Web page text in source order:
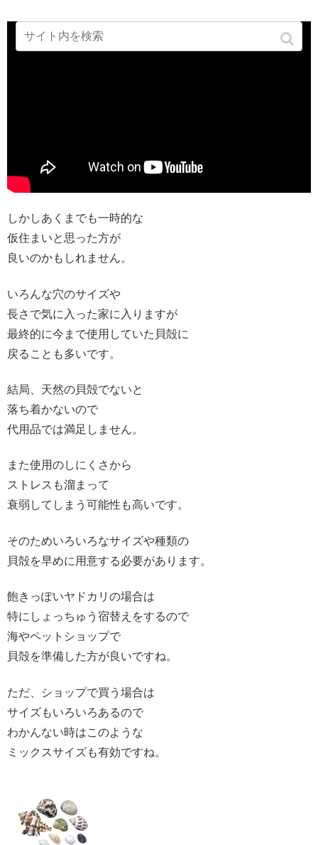
しかしあくまでも一時的な
仮住まいと思った方が
良いのかもしれません。
いろんな穴のサイズや
長さで気に入った家に入りますが
最終的に今まで使用していた貝殻に
戻ることも多いです。
結局、天然の貝殻でないと
落ち着かないので
代用品では満足しません。
また使用のしにくさから
ストレスも溜まって
衰弱してしまう可能性も高いです。
そのためいろいろなサイズや種類の
貝殻を早めに用意する必要があります。
飽きっぽいヤドカリの場合は
特にしょっちゅう宿替えをするので
海やペットショップで
貝殻を準備した方が良いですね。
ただ、ショップで買う場合は
サイズもいろいろあるので
わかんない時はこのような
ミックスサイズも有効ですね。